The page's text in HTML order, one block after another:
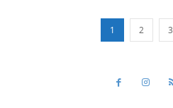
1 2 3